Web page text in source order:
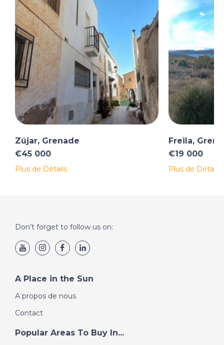
Zújar, Grenade
€45 000
Plus de Détails
Freila,
€19 000
Plus de Détails
Don’t forget to follow us on:
A Place in the Sun
A propos de nous
Contact
Popular Areas To Buy In...